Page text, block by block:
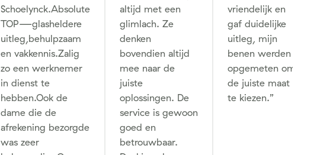
Schoelynck.Absolute
TOP—glasheldere
uitleg,behulpzaam
en vakkennis.Zalig
zo een werknemer
in dienst te
hebben.Ook de
dame die de
afrekening bezorgde
was zeer
altijd met een
glimlach. Ze
denken
bovendien altijd
mee naar de
juiste
oplossingen. De
service is gewoon
goed en
betrouwbaar.
vriendelijk en
gaf duidelijke
uitleg, mijn
benen werden
opgemeten om
de juiste maat
te kiezen.”